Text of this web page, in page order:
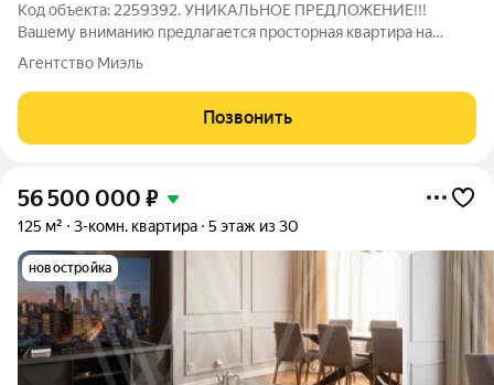
Код объекта: 2259392. УНИКАЛЬНОЕ ПРЕДЛОЖЕНИЕ!!!
Вашему вниманию предлагается просторная квартира на
берегу Москва реки идеальное решение для большой семьи
Одна из немногих квартир, с окон,
Агентство Миэль
Позвонить
56 500 000 ₽
125 м² 3-комн. квартира 5 этаж из 30
новостройка